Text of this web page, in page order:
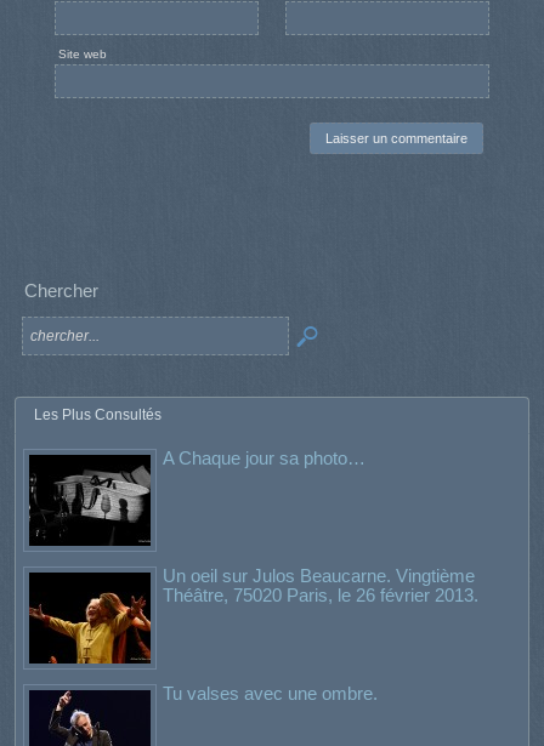
Site web
Chercher
Les Plus Consultés
A Chaque jour sa photo…
Un oeil sur Julos Beaucarne. Vingtième
Théâtre, 75020 Paris, le 26 février 2013.
Tu valses avec une ombre.